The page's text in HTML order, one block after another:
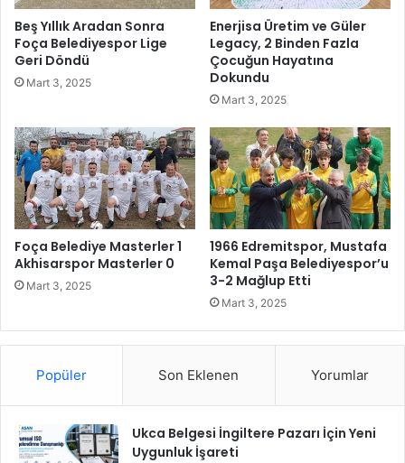
n
u
a
ç
t
o
r
K
l
b
ü
B
o
c
c
e
T
a
m
a
Beş Yıllık Aradan Sonra
Foça Belediyespor Lige
Geri Döndü
Mart 3, 2025
Enerjisa Üretim ve Güler
Legacy, 2 Binden Fazla
Çocuğun Hayatına
Dokundu
Mart 3, 2025
Foça Belediye Masterler 1
Akhisarspor Masterler 0
Mart 3, 2025
1966 Edremitspor, Mustafa
Kemal Paşa Belediyespor’u
3-2 Mağlup Etti
Mart 3, 2025
Popüler Son Eklenen Yorumlar
Ukca Belgesi İngiltere Pazarı İçin Yeni
Uygunluk İşareti